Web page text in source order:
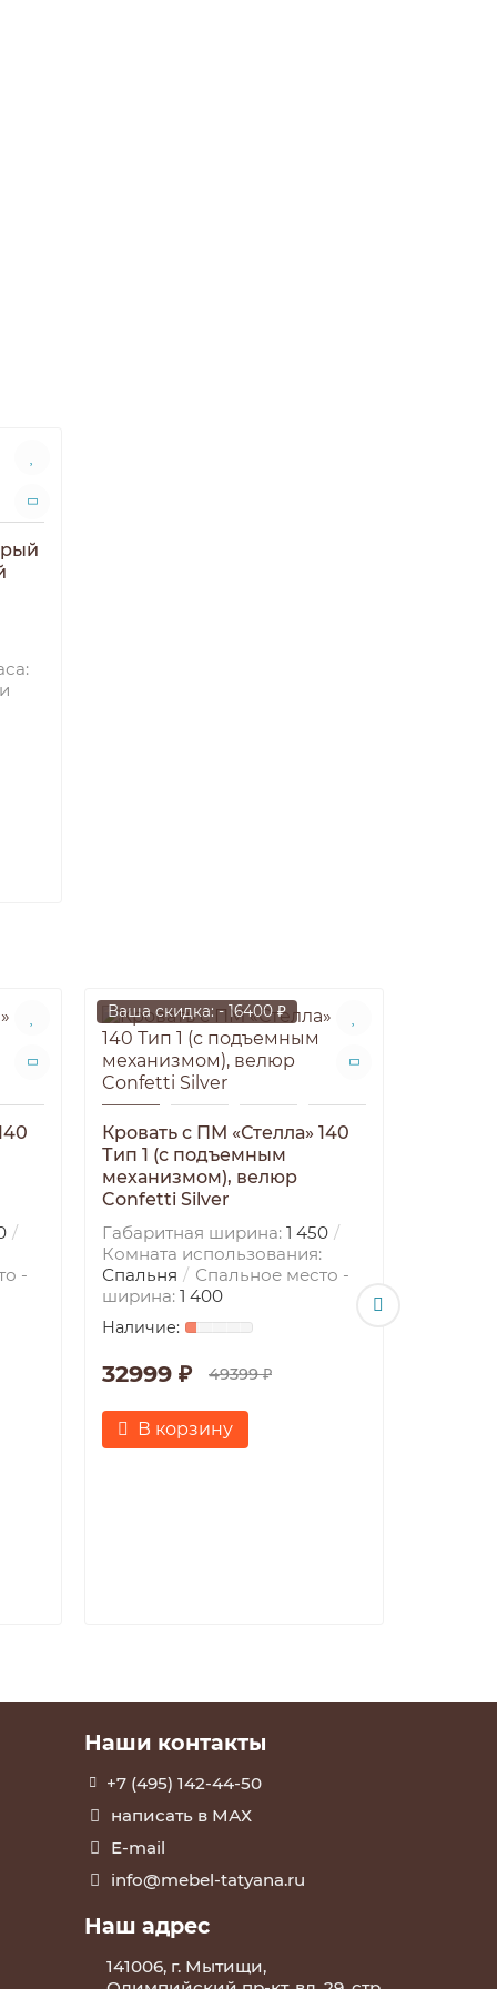
-
Ваша скидка: - 16400 ₽
Кровать с ПМ «Стелла» 140
Тип 1 (с подъемным
механизмом), велюр
Confetti Silver
Габаритная ширина: 1 450
Комната использования:
Спальня
Спальное место -
ширина: 1 400
32999 ₽ 49399 ₽
В корзину
Наши контакты
+7 (495) 142-44-50
написать в МАХ
E-mail
info@mebel-tatyana.ru
Наш адрес
141006, г. Мытищи,